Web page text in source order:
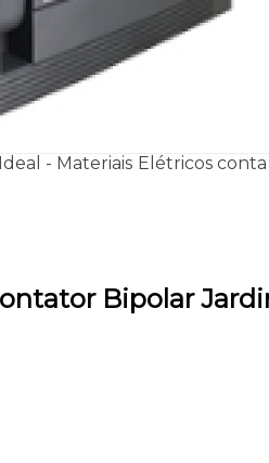
- Materiais Elétricos
Bipolar